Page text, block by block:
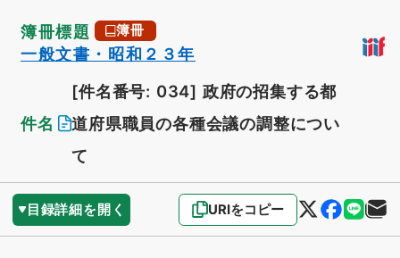
簿冊標題 簿冊
一般文書・昭和２３年
件名
[件名番号: 034] 政府の招集する都
道府県職員の各種会議の調整につい
て
目録詳細を開く URIをコピー